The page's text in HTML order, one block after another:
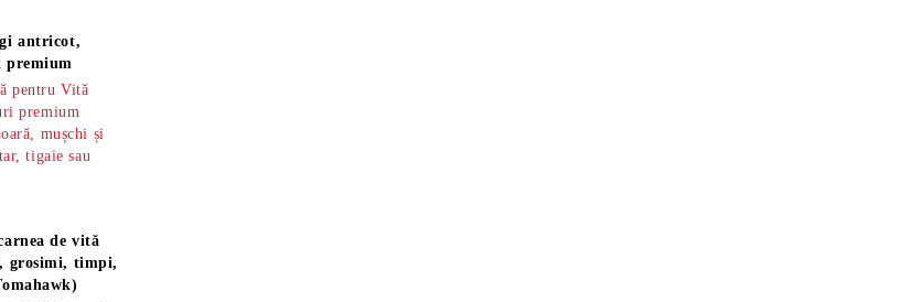
antricot,
premium
pentru Vită
premium
mușchi și
tigaie sau
de vită
grosimi, timpi,